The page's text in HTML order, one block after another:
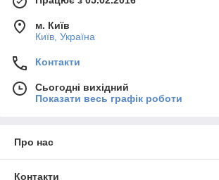
м. Київ
Київ, Україна
Контакти
Сьогодні вихідний
Показати весь графік роботи
Про нас
Контакти